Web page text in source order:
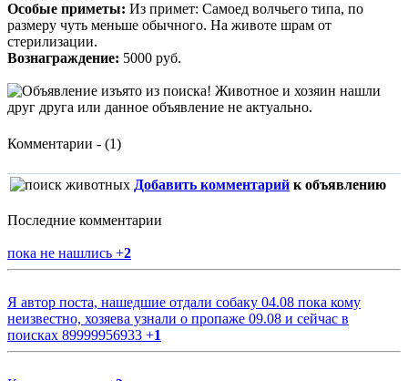
Особые приметы: Из примет: Самоед волчьего типа, по
размеру чуть меньше обычного. На животе шрам от
стерилизации.
Вознаграждение: 5000 руб.
Комментарии - (1)
Добавить комментарий к объявлению
Последние комментарии
пока не нашлись +2
Я автор поста, нашедшие отдали собаку 04.08 пока кому
неизвестно, хозяева узнали о пропаже 09.08 и сейчас в
поисках 89999956933 +1